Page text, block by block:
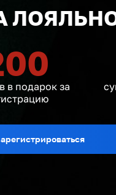
в подарок за